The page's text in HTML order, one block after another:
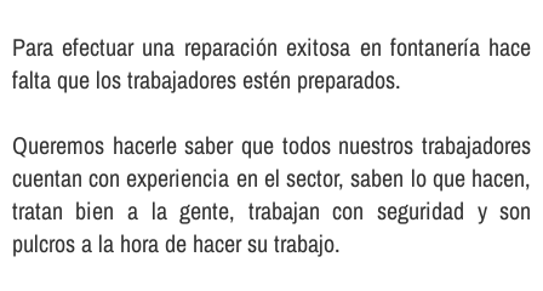
Para efectuar una reparación exitosa en fontanerí­a hace
falta que los trabajadores estén preparados.
Queremos hacerle saber que todos nuestros trabajadores
cuentan con experiencia en el sector, saben lo que hacen,
tratan bien a la gente, trabajan con seguridad y son
pulcros a la hora de hacer su trabajo.